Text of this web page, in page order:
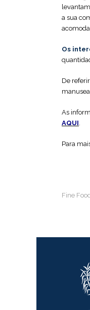
a sua
‎Os
‎De
‎As
AQUI.
‎Para
Fine